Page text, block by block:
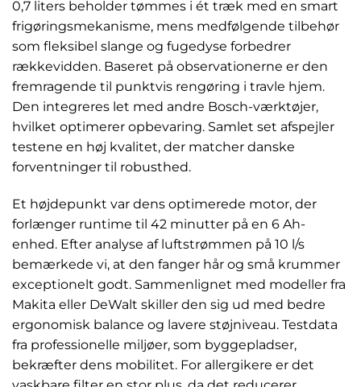
0,7 liters beholder tømmes i ét træk med en smart
frigøringsmekanisme, mens medfølgende tilbehør
som fleksibel slange og fugedyse forbedrer
rækkevidden. Baseret på observationerne er den
fremragende til punktvis rengøring i travle hjem.
Den integreres let med andre Bosch-værktøjer,
hvilket optimerer opbevaring. Samlet set afspejler
testene en høj kvalitet, der matcher danske
forventninger til robusthed.
Et højdepunkt var dens optimerede motor, der
forlænger runtime til 42 minutter på en 6 Ah-
enhed. Efter analyse af luftstrømmen på 10 l/s
bemærkede vi, at den fanger hår og små krummer
exceptionelt godt. Sammenlignet med modeller fra
Makita eller DeWalt skiller den sig ud med bedre
ergonomisk balance og lavere støjniveau. Testdata
fra professionelle miljøer, som byggepladser,
bekræfter dens mobilitet. For allergikere er det